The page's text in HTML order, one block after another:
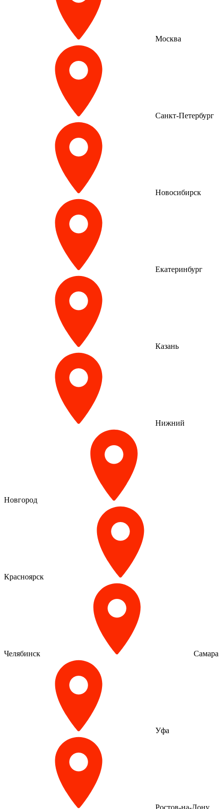
Москва
Санкт-Петербург
Новосибирск
Екатеринбург
Казань
Нижний
Новгород
Красноярск
Челябинск Самара
Уфа
Ростов-на-Дону